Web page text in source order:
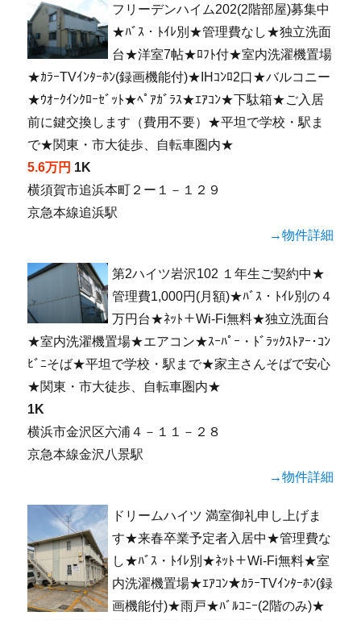
フリーデンハイム202(2階部屋)募集中
★ﾊﾞｽ・ﾄｲﾚ別★管理費なし★独立洗面
台★洋室7帖★ﾛﾌﾄ付★室内洗濯機置場
★ｶﾗｰTVｲﾝﾀｰﾎﾝ(録画機能付)★IHｺﾝﾛ2口★バルコニー
★ｳｵｰｸｲﾝｸﾛｰｾﾞｯﾄ★ﾍﾟｱｶﾞﾗｽ★ｴｱｺﾝ★下駄箱★ご入居
前に鍵交換します（費用不要）★平坦で学校・駅ま
で★関東・市大徒歩、自転車圏内★
5.6万円 1K
横須賀市追浜本町２ー１－１２９
京急本線追浜駅
→物件詳細
第2ハイツ岩沢102 １年生ご契約中★
管理費1,000円(月額)★ﾊﾞｽ・ﾄｲﾚ別の４
万円台★ﾈｯﾄ＋Wi-Fi無料★独立洗面台
★室内洗濯機置場★エアコン★ｽｰﾊﾟｰ・ﾄﾞﾗｯｸｽﾄｱｰ･ｺﾝ
ﾋﾞﾆそば★平坦で学校・駅まで★家主さんそばで安心
★関東・市大徒歩、自転車圏内★
1K
横浜市金沢区六浦４－１１－２８
京急本線金沢八景駅
→物件詳細
ドリームハイツ 満室御礼申し上げま
す★来春卒業予定者入居中★管理費な
し★ﾊﾞｽ・ﾄｲﾚ別★ﾈｯﾄ＋Wi-Fi無料★室
内洗濯機置場★ｴｱｺﾝ★ｶﾗｰTVｲﾝﾀｰﾎﾝ(録
画機能付)★雨戸★ﾊﾞﾙｺﾆｰ(2階のみ)★